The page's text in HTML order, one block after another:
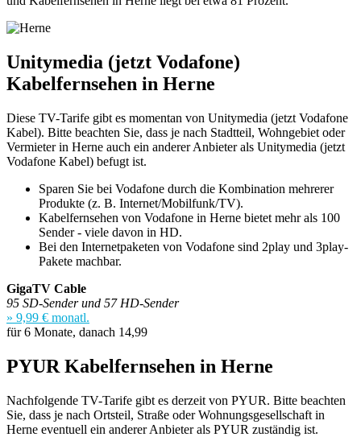
Unitymedia (jetzt Vodafone)
Kabelfernsehen in Herne
Diese TV-Tarife gibt es momentan von Unitymedia (jetzt Vodafone
Kabel). Bitte beachten Sie, dass je nach Stadtteil, Wohngebiet oder
Vermieter in Herne auch ein anderer Anbieter als Unitymedia (jetzt
Vodafone Kabel) befugt ist.
Sparen Sie bei Vodafone durch die Kombination mehrerer
Produkte (z. B. Internet/Mobilfunk/TV).
Kabelfernsehen von Vodafone in Herne bietet mehr als 100
Sender - viele davon in HD.
Bei den Internetpaketen von Vodafone sind 2play und 3play-
Pakete machbar.
GigaTV Cable
95 SD-Sender und 57 HD-Sender
» 9,99 € monatl.
für 6 Monate, danach 14,99
PYUR Kabelfernsehen in Herne
Nachfolgende TV-Tarife gibt es derzeit von PYUR. Bitte beachten
Sie, dass je nach Ortsteil, Straße oder Wohnungsgesellschaft in
Herne eventuell ein anderer Anbieter als PYUR zuständig ist.